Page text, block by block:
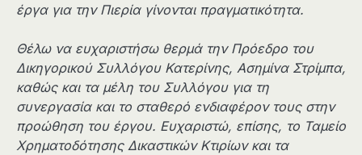
έργα για την Πιερία γίνονται πραγματικότητα.
Θέλω να ευχαριστήσω θερμά την Πρόεδρο του
Δικηγορικού Συλλόγου Κατερίνης, Ασημίνα Στρίμπα,
καθώς και τα μέλη του Συλλόγου για τη
συνεργασία και το σταθερό ενδιαφέρον τους στην
προώθηση του έργου. Ευχαριστώ, επίσης, το Ταμείο
Χρηματοδότησης Δικαστικών Κτιρίων και τα